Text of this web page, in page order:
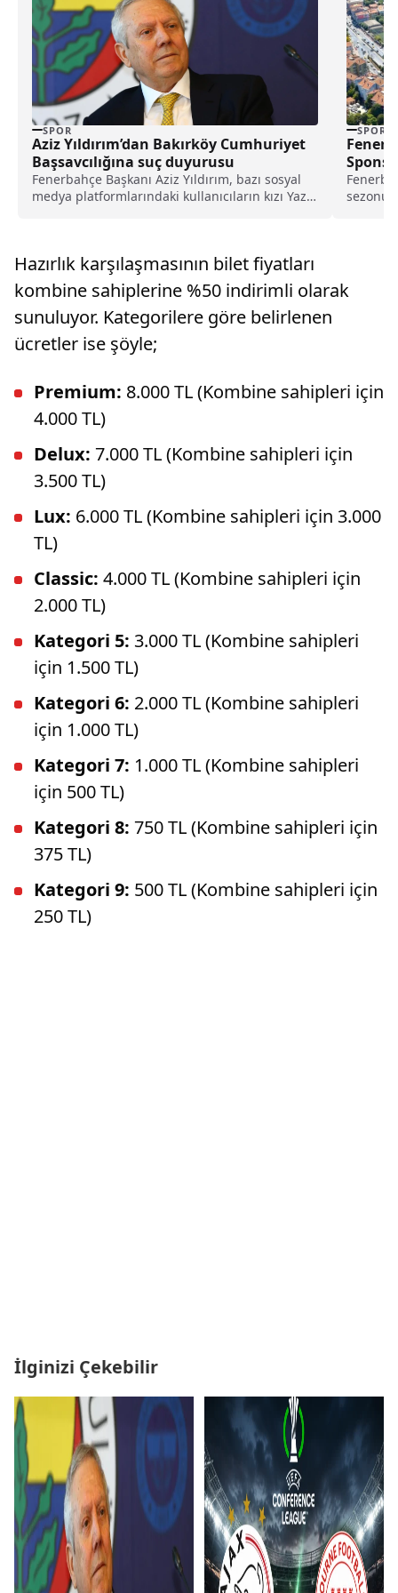
SPOR
Aziz Yıldırım’dan Bakırköy Cumhuriyet
Başsavcılığına suç duyurusu
Fenerbahçe Başkanı Aziz Yıldırım, bazı sosyal
medya platformlarındaki kullanıcıların kızı Yaz
SPOR
Hazırlık karşılaşmasının bilet fiyatları
kombine sahiplerine %50 indirimli olarak
sunuluyor. Kategorilere göre belirlenen
ücretler ise şöyle;
Premium: 8.000 TL (Kombine sahipleri için
4.000 TL)
Delux: 7.000 TL (Kombine sahipleri için
3.500 TL)
Lux: 6.000 TL (Kombine sahipleri için 3.000
TL)
Classic: 4.000 TL (Kombine sahipleri için
2.000 TL)
Kategori 5: 3.000 TL (Kombine sahipleri
için 1.500 TL)
Kategori 6: 2.000 TL (Kombine sahipleri
için 1.000 TL)
Kategori 7: 1.000 TL (Kombine sahipleri
için 500 TL)
Kategori 8: 750 TL (Kombine sahipleri için
375 TL)
Kategori 9: 500 TL (Kombine sahipleri için
250 TL)
İlginizi Çekebilir